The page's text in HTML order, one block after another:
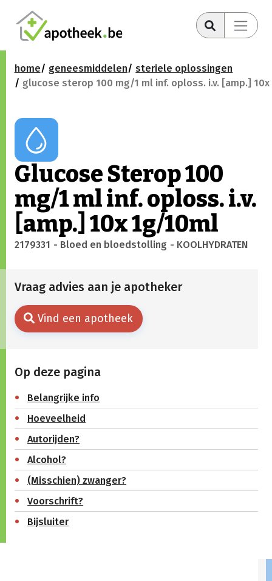
home geneesmiddelen
steriele oplossingen
glucose sterop 100 mg/1 ml inf. oploss. i.v. [amp.]
Glucose Sterop 100
mg/1 ml inf. oploss. i.v.
[amp.] 10x 1g/10ml
2179331 - Bloed en bloedstolling - KOOLHYDRATEN
Vraag advies aan je apotheker
Vind een apotheek
Op deze pagina
Belangrijke info
Hoeveelheid
Autorijden?
Alcohol?
(Misschien) zwanger?
Voorschrift?
Bijsluiter